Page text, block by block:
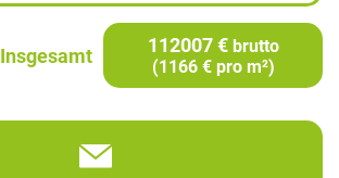
Insgesamt 112007 € brutto
(1166 € pro m²)